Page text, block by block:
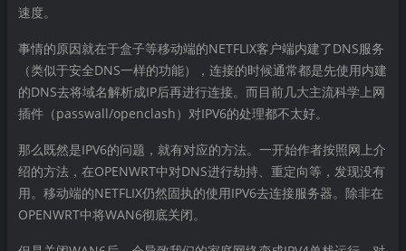
速度。
事情的原因就在于盒子等移动端的NETFLIX客户端内建了DNS服务
（类似于安全DNS一样的功能），连接的时候通常都是先使用内建
的DNS去将域名解析成IP后再进行连接。而目前几大主流科学上网
插件（passwall/openclash）对IPV6的处理都不太好。
那么既然是IPV6的问题，就有对应的方法。一开始作者按照网上介
绍的方法，在OPENWRT中对DNS进行劫持、重定向等，发现没有
用。移动端的NETFLIX仍然固执的使用IPV6去连接服务器。除非在
OPENWRT中将WAN6彻底关闭。